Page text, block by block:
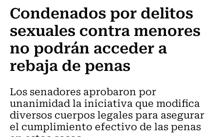
Condenados por delitos
sexuales contra menores
no podrán acceder a
rebaja de penas
Los senadores aprobaron por
unanimidad la iniciativa que modifica
diversos cuerpos legales para asegurar
el cumplimiento efectivo de las penas